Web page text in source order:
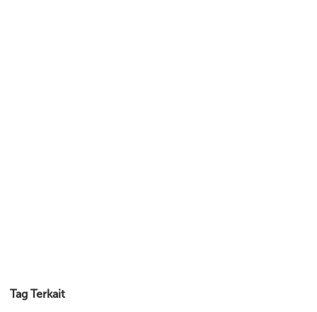
Tag Terkait